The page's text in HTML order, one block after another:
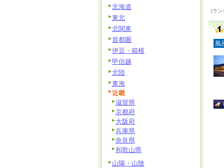
[ラン
風
北海道
東北
北関東
首都圏
伊豆・箱根
甲信越
北陸
東海
近畿
滋賀県
京都府
大阪府
兵庫県
奈良県
和歌山県
山陽・山陰